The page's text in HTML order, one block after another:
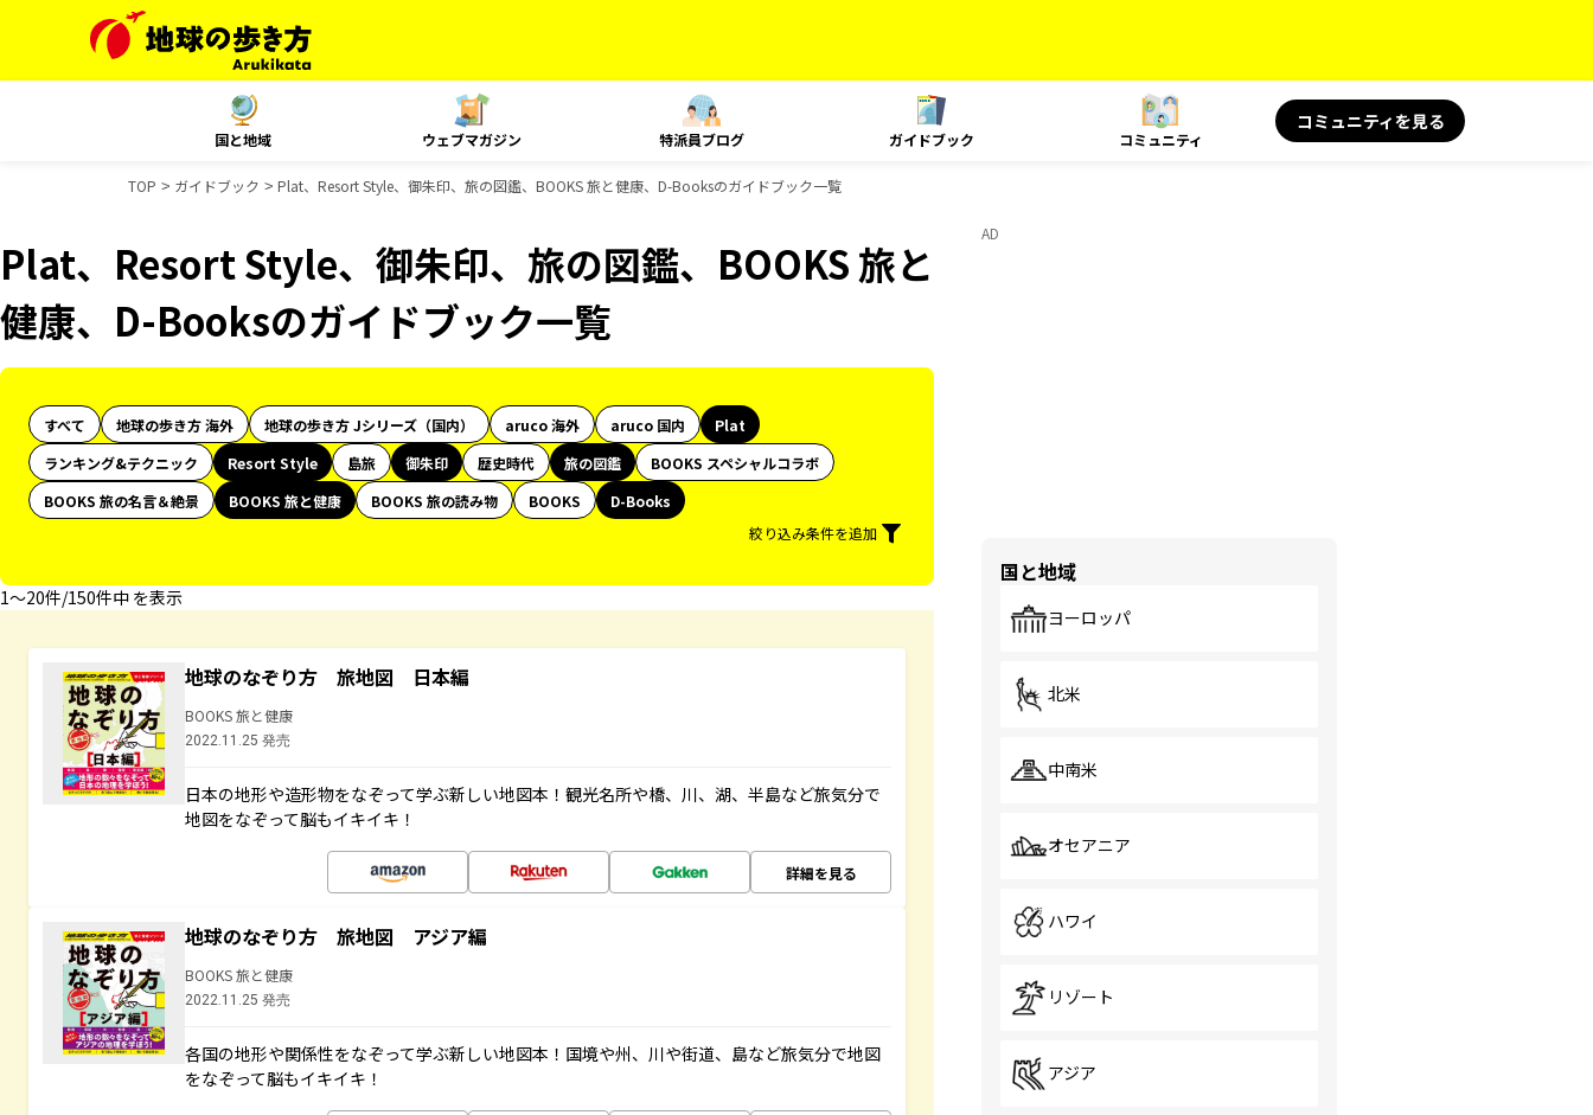
国と地域 ウェブマガジン 特派員ブログ ガイドブック コミュニティ
コミュニティを見る
TOP ガイドブック Plat、Resort Style、御朱印、旅の図鑑、BOOKS 旅と健康、D-Booksのガイドブック一覧
Plat、Resort Style、御朱印、旅の図鑑、BOOKS 旅と
健康、D-Booksのガイドブック一覧
すべて 地球の歩き方 海外 地球の歩き方 Jシリーズ（国内） aruco 海外 aruco 国内
Plat
ランキング&テクニック
Resort Style 島旅 御朱印 歴史時代 旅の図鑑
BOOKS スペシャルコラボ
BOOKS 旅の名言＆絶景
BOOKS 旅と健康 BOOKS 旅の読み物 BOOKS
D-Books
絞り込み条件を追加
1〜20件/150件中 を表示
地球のなぞり方 旅地図 日本編
BOOKS 旅と健康
2022.11.25 発売
日本の地形や造形物をなぞって学ぶ新しい地図本！観光名所や橋、川、湖、半島など旅気分で
地図をなぞって脳もイキイキ！
詳細を見る
地球のなぞり方 旅地図 アジア編
BOOKS 旅と健康
2022.11.25 発売
各国の地形や関係性をなぞって学ぶ新しい地図本！国境や州、川や街道、島など旅気分で地図
をなぞって脳もイキイキ！
AD
国と地域
ヨーロッパ
北米
中南米
オセアニア
ハワイ
リゾート
アジア